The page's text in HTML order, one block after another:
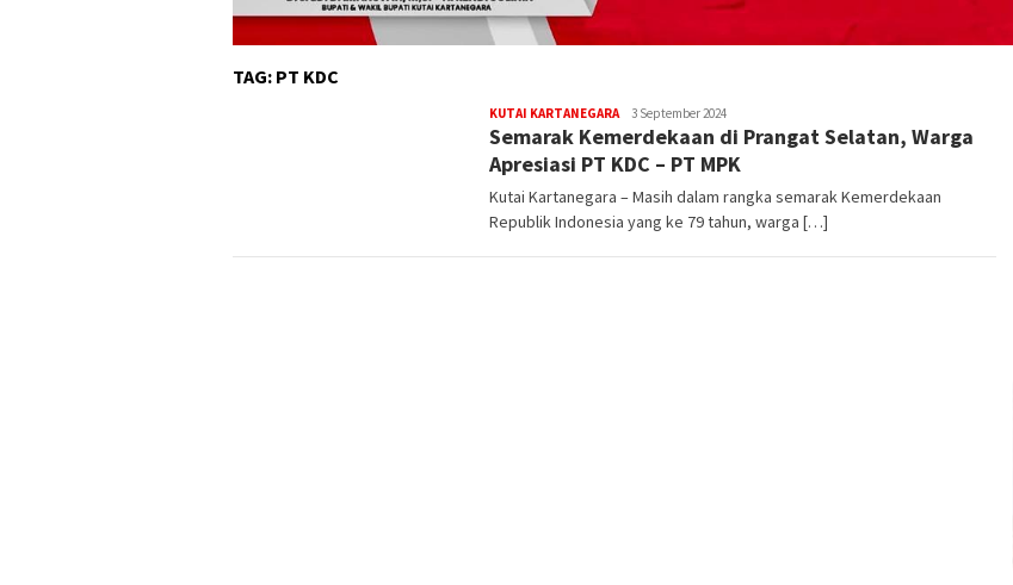
TAG: PT KDC
KUTAI KARTANEGARARedaksi
3 September 2024
Semarak Kemerdekaan di Prangat Selatan, Warga
Apresiasi PT KDC – PT MPK
Kutai Kartanegara – Masih dalam rangka semarak Kemerdekaan
Republik Indonesia yang ke 79 tahun, warga […]